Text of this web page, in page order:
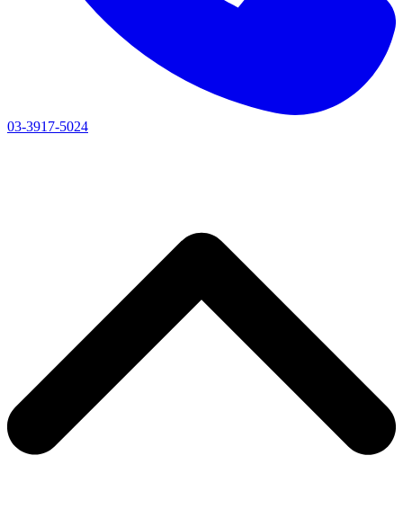
03-3917-5024